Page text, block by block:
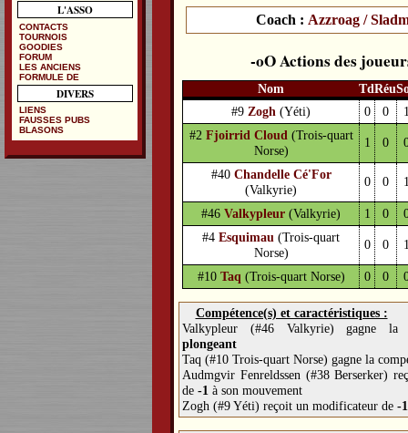
Coach : Azzroag /
Actions des
Nom TdRéu
#9 Zogh (Yéti) 0 0
#2 Fjoirrid Cloud (Trois-quart
Norse)
1 0
#40 Chandelle Cé'For
(Valkyrie)
0 0
#46Valkypleur (Valkyrie) 1 0
#4Esquimau (Trois-quart
Norse)
0 0
#10 Taq (Trois-quart Norse) 0 0
Compétence(s) et caractéristiques :
Valkypleur (#46 Valkyrie) gagne la
plongeant
Taq (#10 Trois-quart Norse) gagne la
Audmgvir Fenreldssen (#38 Berserker)
de-1 à son mouvement
Zogh (#9 Yéti) reçoit un modificateur de-1
L'ASSO
CONTACTS
TOURNOIS
GOODIES
FORUM
LES ANCIENS
FORMULE DE
DIVERS
LIENS
FAUSSES PUBS
BLASONS